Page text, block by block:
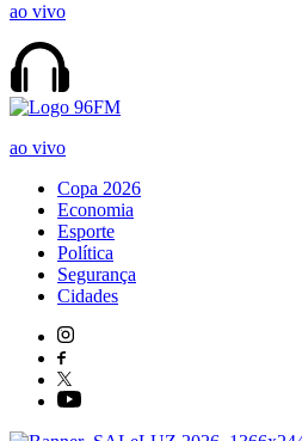
ao vivo
ao vivo
Copa 2026
Economia
Esporte
Política
Segurança
Cidades